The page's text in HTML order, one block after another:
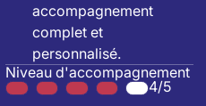
accompagnement
complet et
personnalisé.
Niveau d'accompagnement
4/5